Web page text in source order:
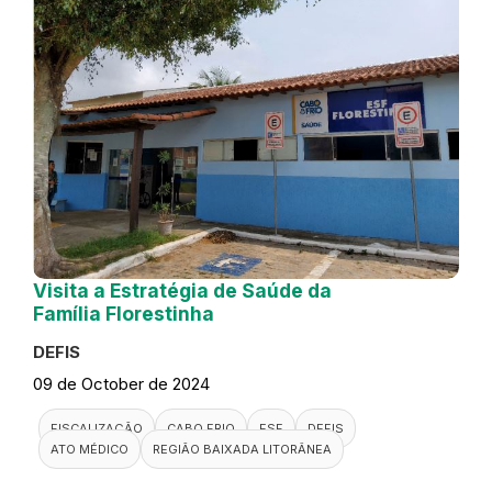
Visita a Estratégia de Saúde da
Família Florestinha
DEFIS
09 de October de 2024
FISCALIZAÇÃO CABO FRIO ESF
DEFIS
ATO MÉDICO
REGIÃO BAIXADA LITORÂNEA